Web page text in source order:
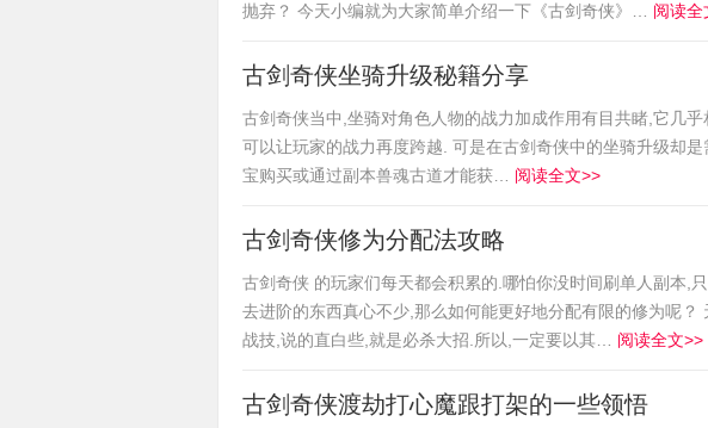
抛弃？ 今天小编就为大家简单介绍一下《古剑奇侠》… 阅读全
古剑奇侠坐骑升级秘籍分享
古剑奇侠当中,坐骑对角色人物的战力加成作用有目共睹,它几
可以让玩家的战力再度跨越. 可是在古剑奇侠中的坐骑升级却
宝购买或通过副本兽魂古道才能获… 阅读全文>>
古剑奇侠修为分配法攻略
古剑奇侠 的玩家们每天都会积累的.哪怕你没时间刷单人副本,
去进阶的东西真心不少,那么如何能更好地分配有限的修为呢
战技,说的直白些,就是必杀大招.所以,一定要以其… 阅读全文>>
古剑奇侠渡劫打心魔跟打架的一些领悟